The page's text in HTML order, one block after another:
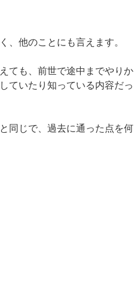
、他のことにも言えます。
ても、前世で途中までやりか
ていたり知っている内容だっ
同じで、過去に通った点を何